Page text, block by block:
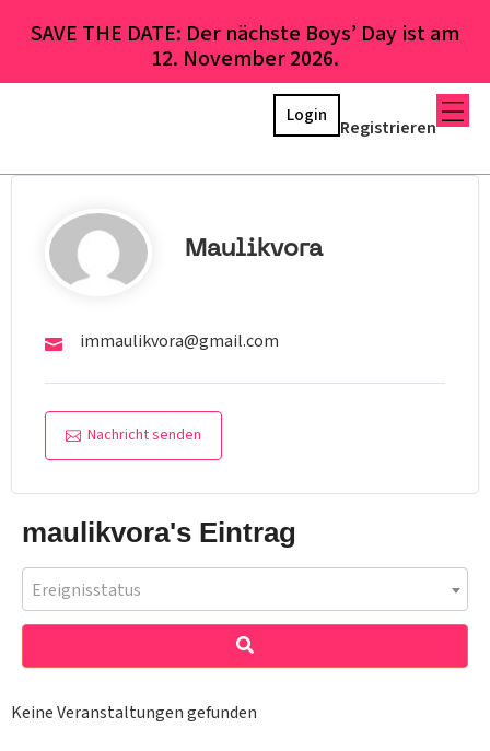
SAVE THE DATE: Der nächste Boys’ Day ist am
12. November 2026.
Registrieren
Login
Maulikvora
immaulikvora@gmail.com
Nachricht senden
maulikvora's Eintrag
Ereignisstatus
Keine Veranstaltungen gefunden